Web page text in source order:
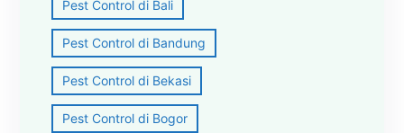
Pest Control di Bali
Pest Control di Bandung
Pest Control di Bekasi
Pest Control di Bogor